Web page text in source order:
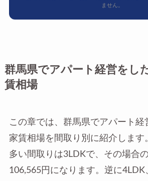
ません。
群馬県でアパート経営をし
賃相場
この章では、群馬県でアパート経
家賃相場を間取り別に紹介します
多い間取りは3LDKで、その場合
106,565円になります。逆に4LDK